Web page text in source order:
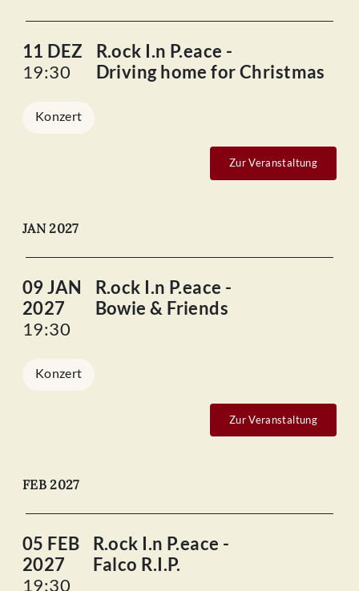
11 DEZ
19:30
R.ock I.n P.eace -
Driving home for Christmas
Konzert
Zur Veranstaltung
JAN 2027
09 JAN
2027
19:30
R.ock I.n P.eace -
Bowie & Friends
Konzert
Zur Veranstaltung
FEB 2027
05 FEB
2027
19:30
R.ock I.n P.eace -
Falco R.I.P.